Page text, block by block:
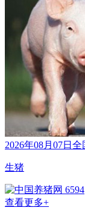
2026年08月07日
生猪
6594
查看更多+